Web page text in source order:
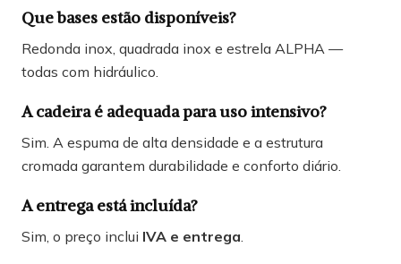
Que bases estão disponíveis?
Redonda inox, quadrada inox e estrela ALPHA —
todas com hidráulico.
A cadeira é adequada para uso intensivo?
Sim. A espuma de alta densidade e a estrutura
cromada garantem durabilidade e conforto diário.
A entrega está incluída?
Sim, o preço inclui IVA e entrega